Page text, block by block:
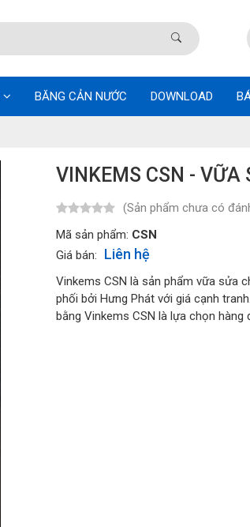
BĂNG CẢN NƯỚC DOWNLOAD
VINKEMS CSN - VỮA
(Sản phẩm chưa có
Mã sản phẩm: CSN
Giá bán:
Liên hệ
Vinkems CSN là sản phẩm vữa sửa
phối bởi Hưng Phát với giá cạnh
bằng Vinkems CSN là lựa chọn hàng